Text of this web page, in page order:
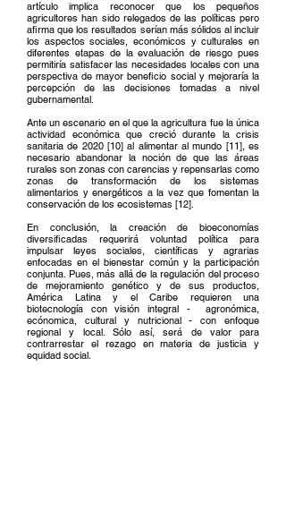
artículo implica reconocer que los pequeños
agricultores han sido relegados de las políticas pero
afirma que los resultados serían más sólidos al incluir
los aspectos sociales, económicos y culturales en
diferentes etapas de la evaluación de riesgo pues
permitiría satisfacer las necesidades locales con una
perspectiva de mayor beneficio social y mejoraría la
percepción de las decisiones tomadas a nivel
gubernamental.
Ante un escenario en el que la agricultura fue la única
actividad económica que creció durante la crisis
sanitaria de 2020 [10] al alimentar al mundo [11], es
necesario abandonar la noción de que las áreas
rurales son zonas con carencias y repensarlas como
zonas de transformación de los sistemas
alimentarios y energéticos a la vez que fomentan la
conservación de los ecosistemas [12].
En conclusión, la creación de bioeconomías
diversificadas requerirá voluntad política para
impulsar leyes sociales, científicas y agrarias
enfocadas en el bienestar común y la participación
conjunta. Pues, más allá de la regulación del proceso
de mejoramiento genético y de sus productos,
América Latina y el Caribe requieren una
biotecnología con visión integral - agronómica,
ecónomica, cultural y nutricional - con enfoque
regional y local. Sólo así, será de valor para
contrarrestar el rezago en materia de justicia y
equidad social.